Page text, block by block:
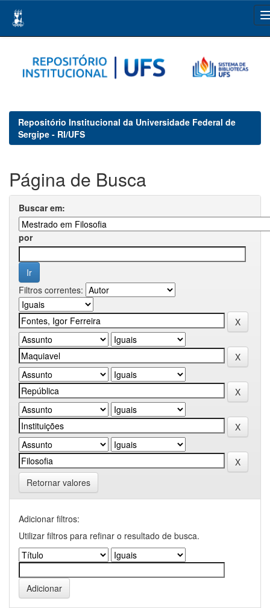
navigation
Repositório Institucional da Universidade Federal de
Sergipe - RI/UFS
Página de Busca
Buscar em:
por
Filtros correntes:
Retornar valores
Adicionar filtros:
Utilizar filtros para refinar o resultado de busca.